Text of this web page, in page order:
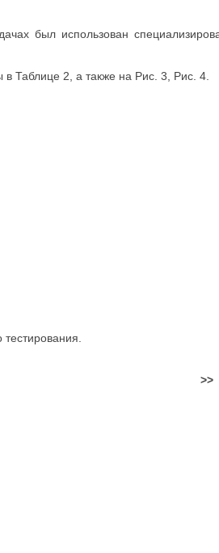
был использован
в Таблице 2, а также на Рис. 3, Рис. 4.
>>